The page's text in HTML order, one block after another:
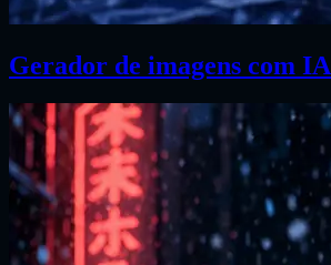
Gerador de imagens com IA